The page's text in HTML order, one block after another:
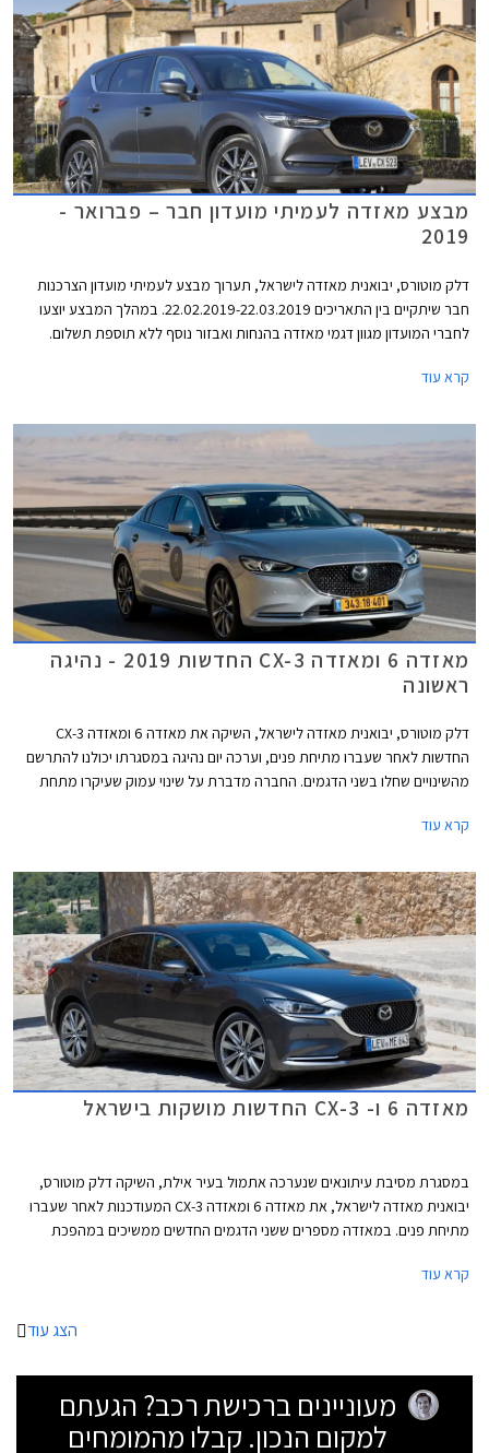
מבצע מאזדה לעמיתי מועדון חבר – פברואר -
2019
דלק מוטורס, יבואנית מאזדה לישראל, תערוך מבצע לעמיתי מועדון הצרכנות
חבר שיתקיים בין התאריכים 22.02.2019-22.03.2019. במהלך המבצע יוצעו
לחברי המועדון מגוון דגמי מאזדה בהנחות ואבזור נוסף ללא תוספת תשלום.
המבצע יתקיים בכל אולמות התצוגה של מאזדה ברחבי הארץ.
קרא עוד
מאזדה 6 ומאזדה CX-3 החדשות 2019 - נהיגה
ראשונה
דלק מוטורס, יבואנית מאזדה לישראל, השיקה את מאזדה 6 ומאזדה CX-3
החדשות לאחר שעברו מתיחת פנים, וערכה יום נהיגה במסגרתו יכולנו להתרשם
מהשינויים שחלו בשני הדגמים. החברה מדברת על שינוי עמוק שעיקרו מתחת
העממיים לבין יצרני הפרימיום.
קרא עוד
מאזדה 6 ו- CX-3 החדשות מושקות בישראל
במסגרת מסיבת עיתונאים שנערכה אתמול בעיר אילת, השיקה דלק מוטורס,
יבואנית מאזדה לישראל, את מאזדה 6 ומאזדה CX-3 המעודכנות לאחר שעברו
מתיחת פנים. במאזדה מספרים ששני הדגמים החדשים ממשיכים במהפכת
קרא עוד
הצג עוד
מעוניינים ברכישת רכב? הגעתם
למקום הנכון. קבלו מהמומחים